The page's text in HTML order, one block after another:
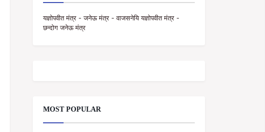
यज्ञोपवीत मंत्र - जनेऊ मंत्र - वाजसनेयि यज्ञोपवीत मंत्र -
छन्दोग जनेऊ मंत्र
MOST POPULAR